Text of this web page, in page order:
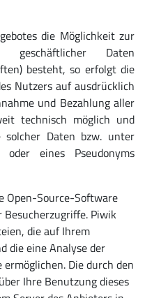
die Möglichkeit zur
geschäftlicher Daten
besteht, so erfolgt die
Nutzers auf ausdrücklich
und Bezahlung aller
technisch möglich und
Daten bzw. unter
eines Pseudonyms
Open-Source-Software
Piwik
die auf Ihrem
die eine Analyse der
Die durch den
Ihre Benutzung dieses